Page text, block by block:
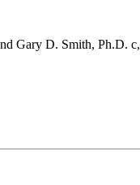
Gary D. Smith, Ph.D. c,